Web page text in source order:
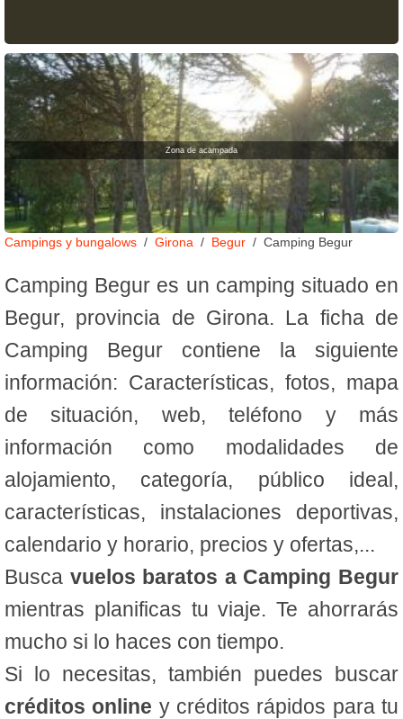
Zona de acampada
Campings y bungalows Girona Begur Camping Begur
Camping Begur es un camping situado en
Begur, provincia de Girona. La ficha de
Camping Begur contiene la siguiente
información: Características, fotos, mapa
de situación, web, teléfono y más
información como modalidades de
alojamiento, categoría, público ideal,
características, instalaciones deportivas,
calendario y horario, precios y ofertas,...
Busca vuelos baratos a Camping Begur
mientras planificas tu viaje. Te ahorrarás
mucho si lo haces con tiempo.
Si lo necesitas, también puedes buscar
créditos online y créditos rápidos para tu